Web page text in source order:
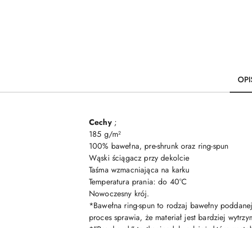
Cechy ;
185 g/m²
100% bawełna, pre-shrunk oraz ring-spun
Wąski ściągacz przy dekolcie
Taśma wzmacniająca na karku
Temperatura prania: do 40°C
Nowoczesny krój.
*Bawełna ring-spun to rodzaj bawełny
proces sprawia, że materiał jest bardziej